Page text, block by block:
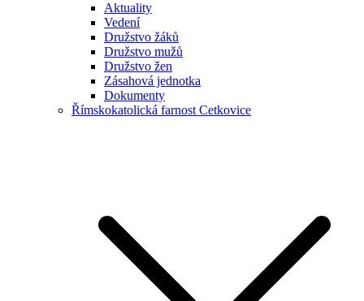
Aktuality
Vedení
Družstvo žáků
Družstvo mužů
Družstvo žen
Zásahová jednotka
Dokumenty
Římskokatolická farnost Cetkovice